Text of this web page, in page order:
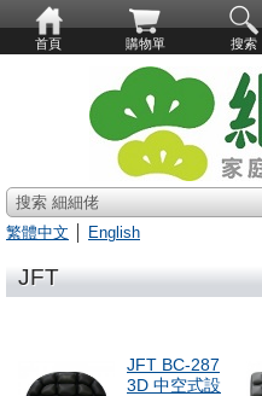
首頁 購物單 搜索
搜索 細細佬
繁體中文
English
JFT
JFT BC-287
3D 中空式設